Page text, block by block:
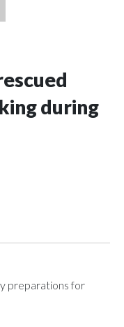
during
preparations for